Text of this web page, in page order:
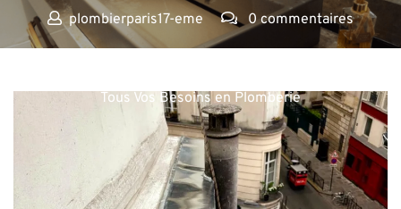
plombierparis17-eme
0 commentaires
Tous Vos Besoins en Plomberie